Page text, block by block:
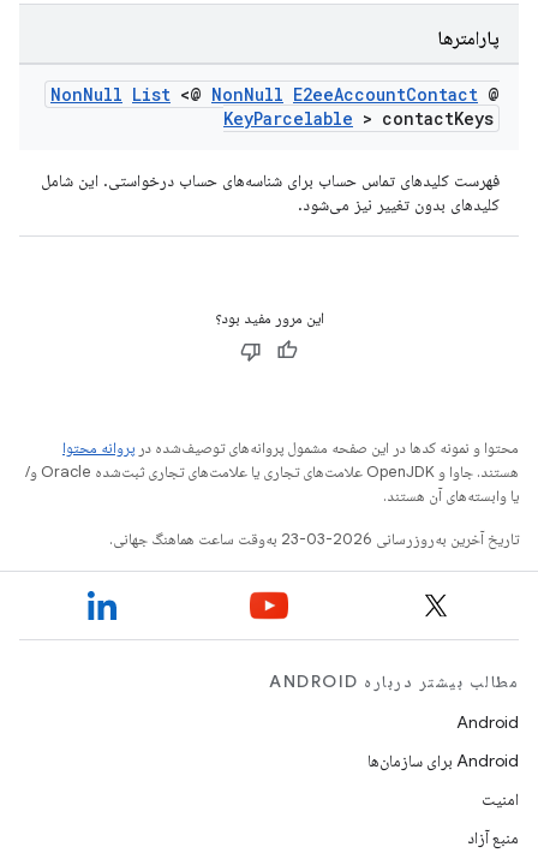
پارامترها
@
NonNull List <@ NonNull E2eeAccountContact
KeyParcelable > contactKeys
فهرست کلیدهای تماس حساب برای شناسه‌های حساب درخواستی. این شامل
کلیدهای بدون تغییر نیز می‌شود.
این مرور مفید بود؟
محتوا و نمونه کدها در این صفحه مشمول پروانه‌های توصیف‌شده در پروانه محتوا
هستند. جاوا و OpenJDK علامت‌های تجاری یا علامت‌های تجاری ثبت‌شده Oracle و/
یا وابسته‌های آن هستند.
تاریخ آخرین به‌روزرسانی 2026-03-23 به‌وقت ساعت هماهنگ جهانی.
مطالب بیشتر درباره ANDROID
Android
Android برای سازمان‌ها
امنیت
منبع آزاد